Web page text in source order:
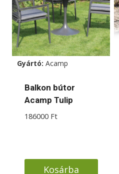
Gyártó: Acamp
Balkon bútor
Acamp Tulip
186000 Ft
Kosárba